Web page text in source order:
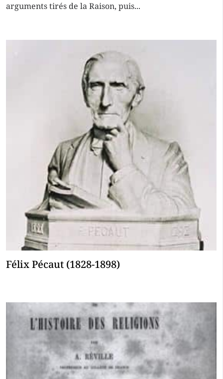
arguments tirés de la Raison, puis...
Félix Pécaut (1828-1898)